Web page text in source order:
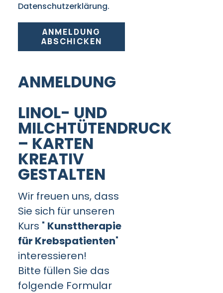
Datenschutzerklärung.
ANMELDUNG
ABSCHICKEN
ANMELDUNG
LINOL- UND
MILCHTÜTENDRUCK
– KARTEN
KREATIV
GESTALTEN
Wir freuen uns, dass
Sie sich für unseren
Kurs " Kunsttherapie
für Krebspatienten"
interessieren!
Bitte füllen Sie das
folgende Formular